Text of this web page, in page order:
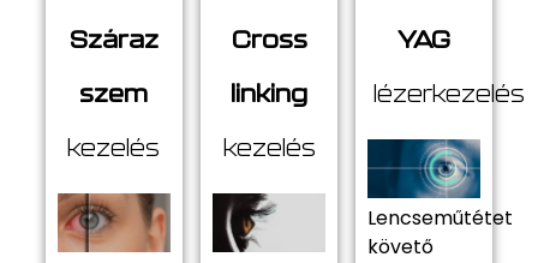
Száraz
szem
kezelés
Cross
linking
kezelés
YAG
lézerkezelés
Lencseműtétet
követő